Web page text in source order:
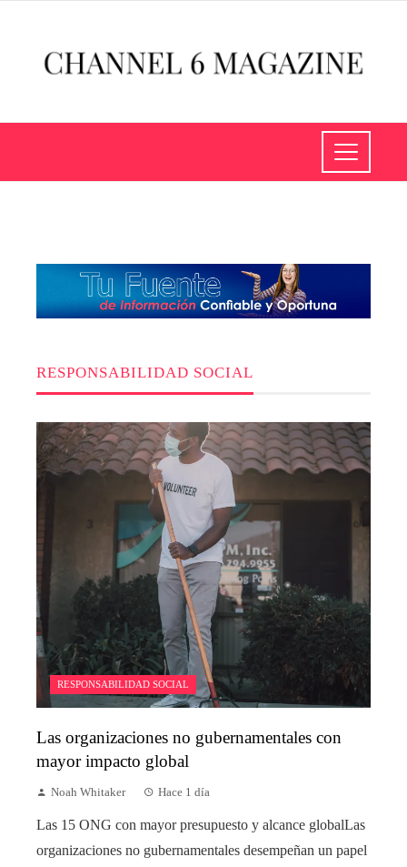
RESPONSABILIDAD SOCIAL
RESPONSABILIDAD SOCIAL
Las organizaciones no gubernamentales con
mayor impacto global
Noah Whitaker Hace 1 día
Las 15 ONG con mayor presupuesto y alcance globalLas
organizaciones no gubernamentales desempeñan un papel